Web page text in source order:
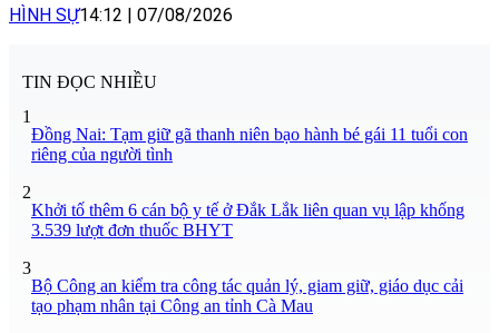
HÌNH SỰ14:12 | 07/08/2026
TIN ĐỌC NHIỀU
1
Đồng Nai: Tạm giữ gã thanh niên bạo hành bé gái 11 tuổi con
riêng của người tình
2
Khởi tố thêm 6 cán bộ y tế ở Đắk Lắk liên quan vụ lập khống
3.539 lượt đơn thuốc BHYT
3
Bộ Công an kiểm tra công tác quản lý, giam giữ, giáo dục cải
tạo phạm nhân tại Công an tỉnh Cà Mau